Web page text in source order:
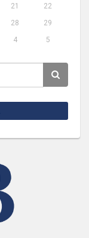
21
22
28
29
4 5